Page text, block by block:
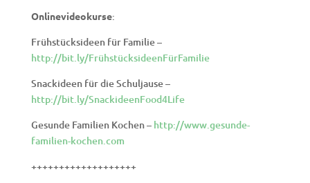
Onlinevideokurse:
Frühstücksideen für Familie –
http://bit.ly/FrühstücksideenFürFamilie
Snackideen für die Schuljause –
http://bit.ly/SnackideenFood4Life
Gesunde Familien Kochen – http://www.gesunde-
familien-kochen.com
+++++++++++++++++++